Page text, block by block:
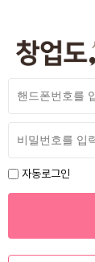
자동로그인